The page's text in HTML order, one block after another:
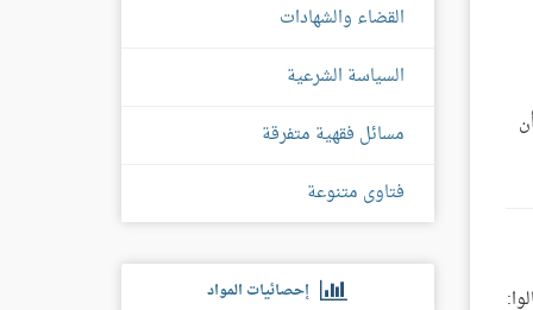
القضاء والشهادات
السياسة الشرعية
مسائل فقهية متفرقة
فتاوى متنوعة
إحصائيات المواد